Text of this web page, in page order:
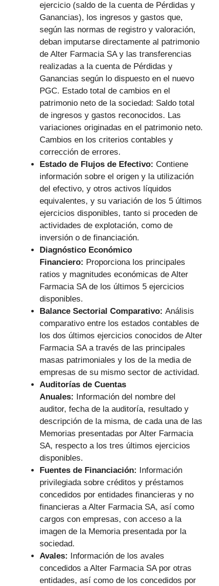
ejercicio (saldo de la cuenta de Pérdidas y
Ganancias), los ingresos y gastos que,
según las normas de registro y valoración,
deban imputarse directamente al patrimonio
de Alter Farmacia SA y las transferencias
realizadas a la cuenta de Pérdidas y
Ganancias según lo dispuesto en el nuevo
PGC. Estado total de cambios en el
patrimonio neto de la sociedad: Saldo total
de ingresos y gastos reconocidos. Las
variaciones originadas en el patrimonio neto.
Cambios en los criterios contables y
corrección de errores.
Estado de Flujos de Efectivo: Contiene
información sobre el origen y la utilización
del efectivo, y otros activos líquidos
equivalentes, y su variación de los 5 últimos
ejercicios disponibles, tanto si proceden de
actividades de explotación, como de
inversión o de financiación.
Diagnóstico Económico
Financiero: Proporciona los principales
ratios y magnitudes económicas de Alter
Farmacia SA de los últimos 5 ejercicios
disponibles.
Balance Sectorial Comparativo: Análisis
comparativo entre los estados contables de
los dos últimos ejercicios conocidos de Alter
Farmacia SA a través de las principales
masas patrimoniales y los de la media de
empresas de su mismo sector de actividad.
Auditorías de Cuentas
Anuales: Información del nombre del
auditor, fecha de la auditoría, resultado y
descripción de la misma, de cada una de las
Memorias presentadas por Alter Farmacia
SA, respecto a los tres últimos ejercicios
disponibles.
Fuentes de Financiación: Información
privilegiada sobre créditos y préstamos
concedidos por entidades financieras y no
financieras a Alter Farmacia SA, así como
cargos con empresas, con acceso a la
imagen de la Memoria presentada por la
sociedad.
Avales: Información de los avales
concedidos a Alter Farmacia SA por otras
entidades, así como de los concedidos por